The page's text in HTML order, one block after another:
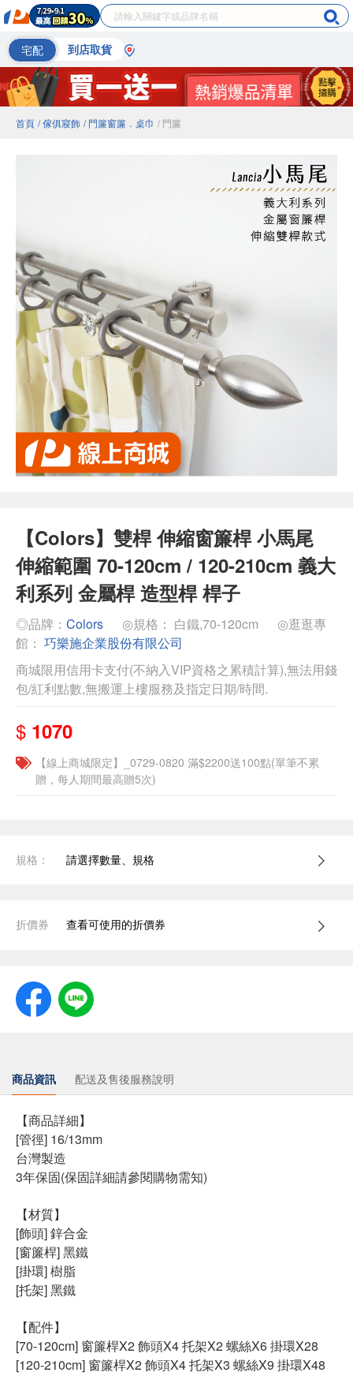
宅配 到店取貨
首頁 / 傢俱寢飾 / 門簾窗簾．桌巾 / 門簾
【Colors】雙桿 伸縮窗簾桿 小馬尾
伸縮範圍 70-120cm / 120-210cm 義大
利系列 金屬桿 造型桿 桿子
◎品牌： Colors ◎規格： 白鐵,70-120cm
◎逛逛專
館： 巧樂施企業股份有限公司
商城限用信用卡支付(不納入VIP資格之累積計算),無法用錢
包/紅利點數,無搬運上樓服務及指定日期/時間.
$ 1070
【線上商城限定】_0729-0820 滿$2200送100點(單筆不累
贈，每人期間最高贈5次)
規格： 請選擇數量、規格
折價券 查看可使用的折價券
商品資訊 配送及售後服務說明
【商品詳細】
[管徑] 16/13mm
台灣製造
3年保固(保固詳細請參閱購物需知)
【材質】
[飾頭] 鋅合金
[窗簾桿] 黑鐵
[掛環] 樹脂
[托架] 黑鐵
【配件】
[70-120cm] 窗簾桿X2 飾頭X4 托架X2 螺絲X6 掛環X28
[120-210cm] 窗簾桿X2 飾頭X4 托架X3 螺絲X9 掛環X48